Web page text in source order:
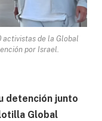
activistas de la Global
por Israel.
detención junto
Global